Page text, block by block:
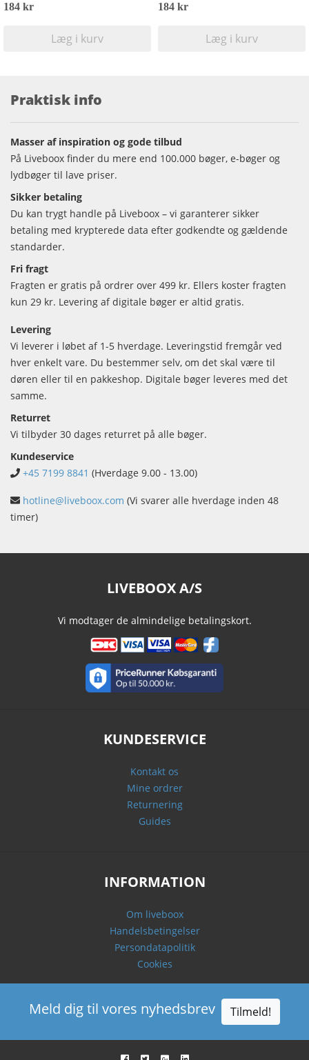
184 kr
Læg i kurv
184 kr
Læg i kurv
Praktisk info
Masser af inspiration og gode tilbud
På Liveboox finder du mere end 100.000 bøger, e-bøger og
lydbøger til lave priser.
Sikker betaling
Du kan trygt handle på Liveboox – vi garanterer sikker
betaling med krypterede data efter godkendte og gældende
standarder.
Fri fragt
Fragten er gratis på ordrer over 499 kr. Ellers koster fragten
kun 29 kr. Levering af digitale bøger er altid gratis.
Levering
Vi leverer i løbet af 1-5 hverdage. Leveringstid fremgår ved
hver enkelt vare. Du bestemmer selv, om det skal være til
døren eller til en pakkeshop. Digitale bøger leveres med det
samme.
Returret
Vi tilbyder 30 dages returret på alle bøger.
Kundeservice
+45 7199 8841 (Hverdage 9.00 - 13.00)
hotline@liveboox.com (Vi svarer alle hverdage inden 48
timer)
LIVEBOOX A/S
Vi modtager de almindelige betalingskort.
KUNDESERVICE
Kontakt os
Mine ordrer
Returnering
Guides
INFORMATION
Om liveboox
Handelsbetingelser
Persondatapolitik
Cookies
Meld dig til vores nyhedsbrev Tilmeld!